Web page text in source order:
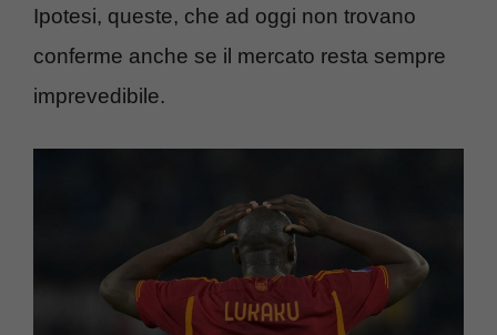
Ipotesi, queste, che ad oggi non trovano
conferme anche se il mercato resta sempre
imprevedibile.